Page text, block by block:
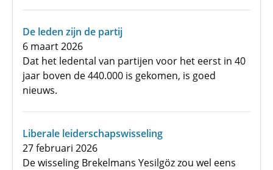
De leden zijn de partij
6 maart 2026
Dat het ledental van partijen voor het eerst in 40
jaar boven de 440.000 is gekomen, is goed
nieuws.
Liberale leiderschapswisseling
27 februari 2026
De wisseling Brekelmans Yesilgöz zou wel eens